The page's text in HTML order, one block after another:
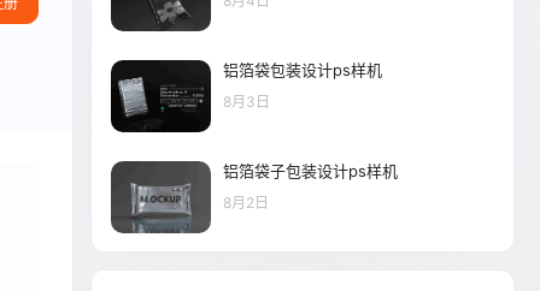
铝箔袋包装设计ps样机
8月3日
铝箔袋子包装设计ps样机
8月2日